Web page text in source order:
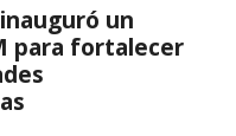
un
para fortalecer